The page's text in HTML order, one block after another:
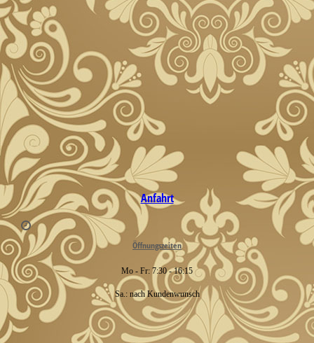
Anfahrt
Öffnungszeiten
Mo - Fr: 7:30 - 16:15
Sa.: nach Kundenwunsch